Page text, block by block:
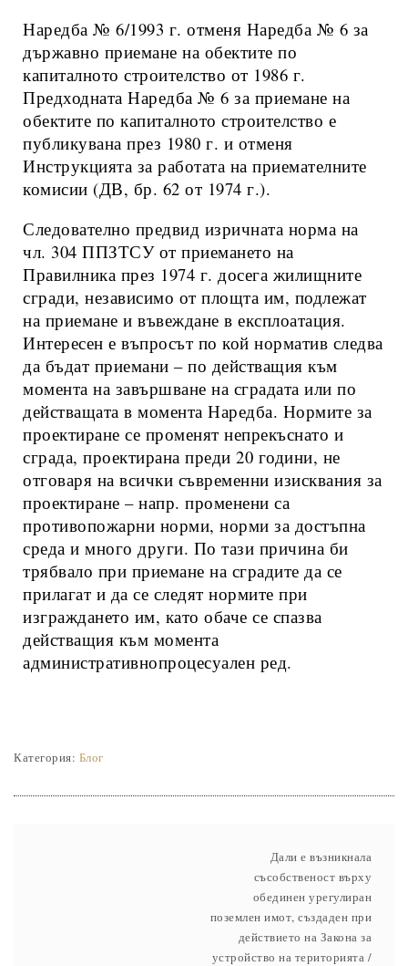
Наредба № 6/1993 г. отменя Наредба № 6 за
държавно приемане на обектите по
капиталното строителство от 1986 г.
Предходната Наредба № 6 за приемане на
обектите по капиталното строителство е
публикувана през 1980 г. и отменя
Инструкцията за работата на приемателните
комисии (ДВ, бр. 62 от 1974 г.).
Следователно предвид изричната норма на
чл. 304 ППЗТСУ от приемането на
Правилника през 1974 г. досега жилищните
сгради, независимо от площта им, подлежат
на приемане и въвеждане в експлоатация.
Интересен е въпросът по кой норматив следва
да бъдат приемани – по действащия към
момента на завършване на сградата или по
действащата в момента Наредба. Нормите за
проектиране се променят непрекъснато и
сграда, проектирана преди 20 години, не
отговаря на всички съвременни изисквания за
проектиране – напр. променени са
противопожарни норми, норми за достъпна
среда и много други. По тази причина би
трябвало при приемане на сградите да се
прилагат и да се следят нормите при
изграждането им, като обаче се спазва
действащия към момента
административнопроцесуален ред.
Категория: Блог
Дали е възникнала
съсобственост върху
обединен урегулиран
поземлен имот, създаден при
действието на Закона за
устройство на територията /